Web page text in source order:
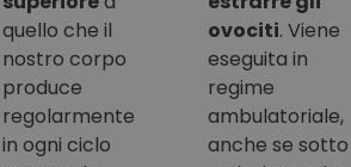
quello che il
nostro corpo
produce
regolarmente
in ogni ciclo
ovociti. Viene
eseguita in
regime
ambulatoriale,
anche se sotto